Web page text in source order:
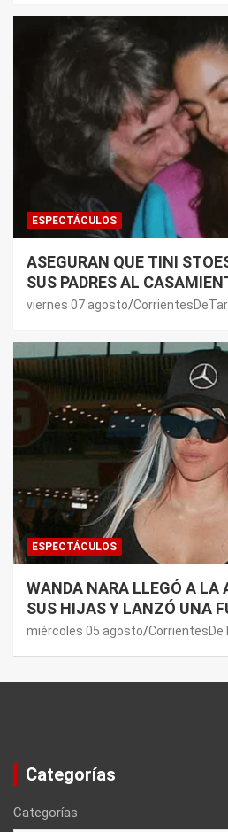
ESPECTÁCULOS
ASEGURAN QUE TINI
SUS PADRES AL
DE PAUL: LOS MOTIVOS
viernes 07 agosto
ESPECTÁCULOS
WANDA NARA LLEGÓ A LA
SUS HIJAS Y LANZÓ UNA
PREMONICIÓN SOBRE
miércoles 05 agosto
Categorías
Categorías